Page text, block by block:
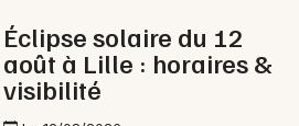
Éclipse solaire du 12
août à Lille : horaires &
visibilité